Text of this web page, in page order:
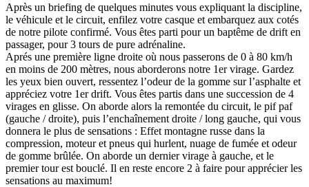
Après un briefing de quelques minutes vous expliquant la discipline,
le véhicule et le circuit, enfilez votre casque et embarquez aux cotés
de notre pilote confirmé. Vous êtes parti pour un baptême de drift en
passager, pour 3 tours de pure adrénaline.
Aprés une première ligne droite où nous passerons de 0 à 80 km/h
en moins de 200 mètres, nous aborderons notre 1er virage. Gardez
les yeux bien ouvert, ressentez l’odeur de la gomme sur l’asphalte et
appréciez votre 1er drift. Vous êtes partis dans une succession de 4
virages en glisse. On aborde alors la remontée du circuit, le pif paf
(gauche / droite), puis l’enchaînement droite / long gauche, qui vous
donnera le plus de sensations : Effet montagne russe dans la
compression, moteur et pneus qui hurlent, nuage de fumée et odeur
de gomme brûlée. On aborde un dernier virage à gauche, et le
premier tour est bouclé. Il en reste encore 2 à faire pour apprécier les
sensations au maximum!